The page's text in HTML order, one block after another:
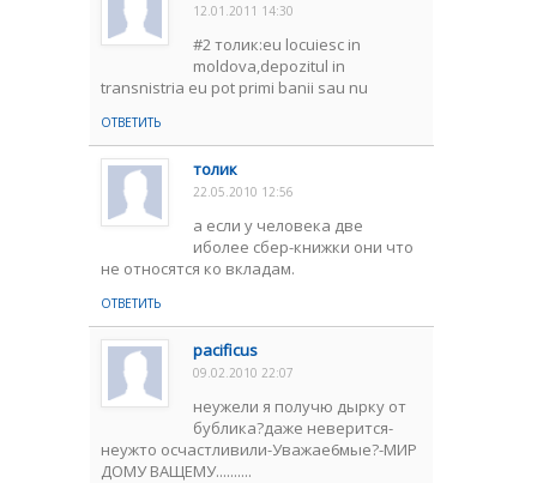
12.01.2011 14:30
#2 толик:eu locuiesc in
moldova,depozitul in
transnistria eu pot primi banii sau nu
ОТВЕТИТЬ
толик
22.05.2010 12:56
а если у человека две
иболее сбер-книжки они что
не относятся ко вкладам.
ОТВЕТИТЬ
pacificus
09.02.2010 22:07
неужели я получю дырку от
бублика?даже неверится-
неужто осчастливили-Уважае6мые?-МИР
ДОМУ ВАЩЕМУ..........